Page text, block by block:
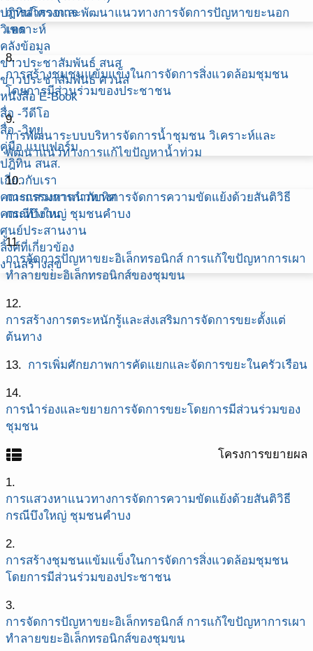
ปฎิทินโครงการ
วิเคราะห์
คลังข้อมูล
ข่าวประชาสัมพันธ์ สนส
ข่าวประชาสัมพันธ์ ศวนส
หนังสือ E-Book
สื่อ -วีดีโอ
สื่อ -วิทยุ
คู่มือ แบบฟอร์ม
ปฎิทิน สนส.
เกี่ยวกับเรา
คณะกรรมการกำกับทิศ
คณะทำงาน
ศูนย์ประสานงาน
ลิ้งค์ที่เกี่ยวข้อง
งานสร้างสุข
การสำรวจและพัฒนาแนวทางการจัดการปัญหาขยะนอก
เขต
8.
การสร้างชุมชนแข้มแข็งในการจัดการสิ่งแวดล้อมชุมชน
โดยการมีส่วนร่วมของประชาชน
9.
การพัฒนาระบบบริหารจัดการน้ำชุมชน วิเคราะห์และ
พัฒนาแนวทางการแก้ไขปัญหาน้ำท่วม
10.
การแสวงหาแนวทางการจัดการความขัดแย้งด้วยสันติวิธี
กรณีบึงใหญ่ ชุมชนคำบง
11.
การจัดการปัญหาขยะอิเล็กทรอนิกส์ การแก้ใขปัญหาการเผา
ทำลายขยะอิเล็กทรอนิกส์ของชุมขน
12.
การสร้างการตระหนักรู้และส่งเสริมการจัดการขยะตั้งแต่
ต้นทาง
13. การเพิ่มศักยภาพการคัดแยกและจัดการขยะในครัวเรือน
14.
การนำร่องและขยายการจัดการขยะโดยการมีส่วนร่วมของ
ชุมชน
view_list โครงการขยายผล
1.
การแสวงหาแนวทางการจัดการความขัดแย้งด้วยสันติวิธี
กรณีบึงใหญ่ ชุมชนคำบง
2.
การสร้างชุมชนแข้มแข็งในการจัดการสิ่งแวดล้อมชุมชน
โดยการมีส่วนร่วมของประชาชน
3.
การจัดการปัญหาขยะอิเล็กทรอนิกส์ การแก้ใขปัญหาการเผา
ทำลายขยะอิเล็กทรอนิกส์ของชุมขน